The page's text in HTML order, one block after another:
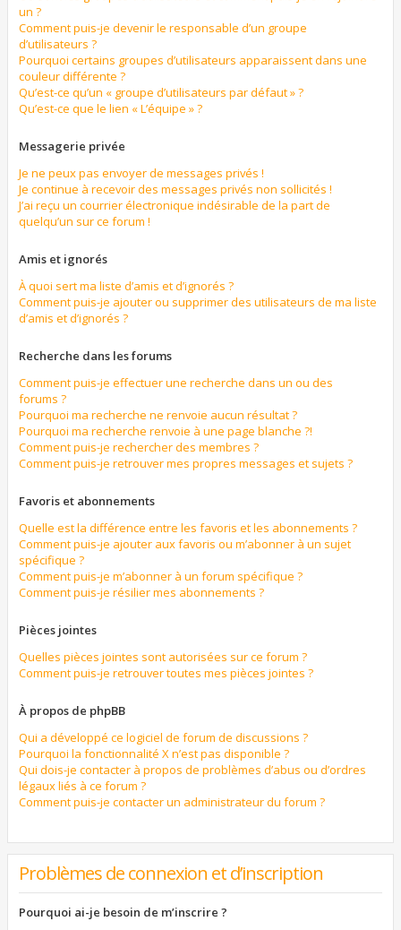
un ?
Comment puis-je devenir le responsable d’un groupe
d’utilisateurs ?
Pourquoi certains groupes d’utilisateurs apparaissent dans une
couleur différente ?
Qu’est-ce qu’un « groupe d’utilisateurs par défaut » ?
Qu’est-ce que le lien « L’équipe » ?
Messagerie privée
Je ne peux pas envoyer de messages privés !
Je continue à recevoir des messages privés non sollicités !
J’ai reçu un courrier électronique indésirable de la part de
quelqu’un sur ce forum !
Amis et ignorés
À quoi sert ma liste d’amis et d’ignorés ?
Comment puis-je ajouter ou supprimer des utilisateurs de ma liste
d’amis et d’ignorés ?
Recherche dans les forums
Comment puis-je effectuer une recherche dans un ou des
forums ?
Pourquoi ma recherche ne renvoie aucun résultat ?
Pourquoi ma recherche renvoie à une page blanche ?!
Comment puis-je rechercher des membres ?
Comment puis-je retrouver mes propres messages et sujets ?
Favoris et abonnements
Quelle est la différence entre les favoris et les abonnements ?
Comment puis-je ajouter aux favoris ou m’abonner à un sujet
spécifique ?
Comment puis-je m’abonner à un forum spécifique ?
Comment puis-je résilier mes abonnements ?
Pièces jointes
Quelles pièces jointes sont autorisées sur ce forum ?
Comment puis-je retrouver toutes mes pièces jointes ?
À propos de phpBB
Qui a développé ce logiciel de forum de discussions ?
Pourquoi la fonctionnalité X n’est pas disponible ?
Qui dois-je contacter à propos de problèmes d’abus ou d’ordres
légaux liés à ce forum ?
Comment puis-je contacter un administrateur du forum ?
Problèmes de connexion et d’inscription
Pourquoi ai-je besoin de m’inscrire ?